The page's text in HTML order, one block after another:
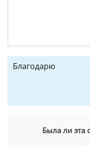
Благодарю
Была ли эта